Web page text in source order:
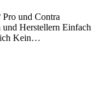
Pro und Contra
Herstellern Einfach
Kein…